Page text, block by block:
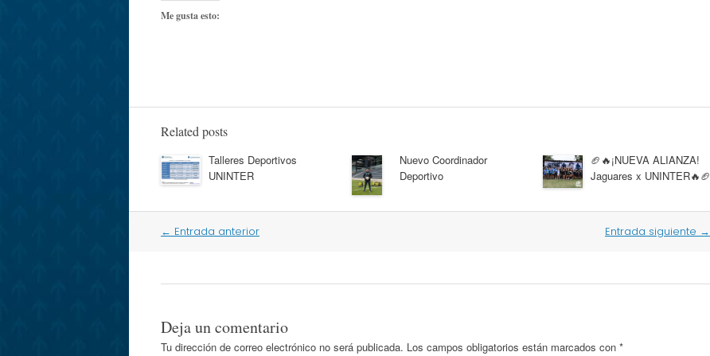
Me gusta esto:
Related posts
Talleres Deportivos
UNINTER
Nuevo Coordinador
Deportivo
🏈🔥¡NUEVA ALIANZA!
Jaguares x UNINTER🔥🏈
Post
← Entrada anterior Entrada siguiente →
Deja un comentario
Tu dirección de correo electrónico no será publicada. Los campos obligatorios están marcados con *